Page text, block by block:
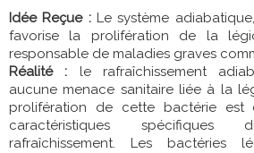
Idée Reçue :Le système
favorise la prolifération de la
responsable de maladies graves
Réalité : le rafraîchissement
aucune menace sanitaire liée à la
prolifération de cette bactérie est
caractéristiques
rafraîchissement. Les bactéries